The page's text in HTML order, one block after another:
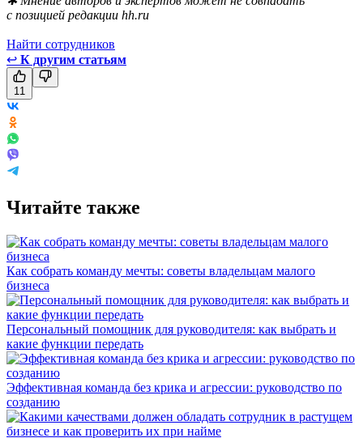
с позицией редакции hh.ru
Найти сотрудников
↩ К другим статьям
11
Читайте также
Как собрать команду мечты: советы владельцам малого
бизнеса
Персональный помощник для руководителя: как выбрать и
какие функции передать
Эффективная команда без крика и агрессии: руководство по
созданию